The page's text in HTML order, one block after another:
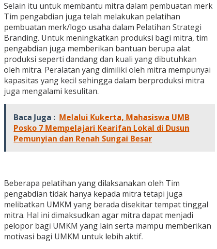
Selain itu untuk membantu mitra dalam pembuatan merk
Tim pengabdian juga telah melakukan pelatihan
pembuatan merk/logo usaha dalam Pelatihan Strategi
Branding. Untuk meningkatkan produksi bagi mitra, tim
pengabdian juga memberikan bantuan berupa alat
produksi seperti dandang dan kuali yang dibutuhkan
oleh mitra. Peralatan yang dimiliki oleh mitra mempunyai
kapasitas yang kecil sehingga dalam berproduksi mitra
juga mengalami kesulitan.
Baca Juga : Melalui Kukerta, Mahasiswa UMB
Posko 7 Mempelajari Kearifan Lokal di Dusun
Pemunyian dan Renah Sungai Besar
Beberapa pelatihan yang dilaksanakan oleh Tim
pengabdian tidak hanya kepada mitra tetapi juga
melibatkan UMKM yang berada disekitar tempat tinggal
mitra. Hal ini dimaksudkan agar mitra dapat menjadi
pelopor bagi UMKM yang lain serta mampu memberikan
motivasi bagi UMKM untuk lebih aktif.